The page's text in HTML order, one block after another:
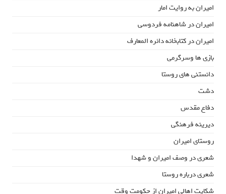
امیران به روایت امار
امیران در شاهنامه فردوسی
امیران در کتابخانه دائره المعارف
بازی ها وسرگرمی
دانستنی های روستا
دشت
دفاع مقدس
دیرینه فرهنگی
روستای امیران
شعری در وصف امیران و شهدا
شعری درباره روستا
شکایت اهالی امیران از حکومت وقت